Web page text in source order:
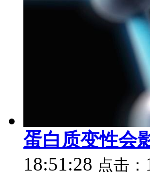
蛋白质变性会
18:51:28 点击：